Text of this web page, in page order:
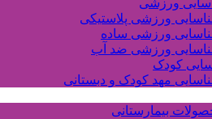
ورزشی پلاستیکی
ورزشی ساده
ورزشی ضد آب
کودک
مهد کودک و دبستانی
بیمارستانی